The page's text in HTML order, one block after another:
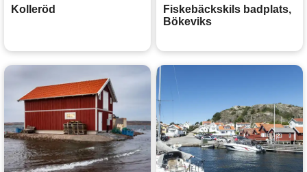
Kolleröd
Fiskebäckskils badplats,
Bökeviks